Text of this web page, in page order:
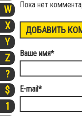
W
X
Y
Z
?
$
1
Пока нет
ДОБАВИТЬ
Ваше имя*
E-mail*